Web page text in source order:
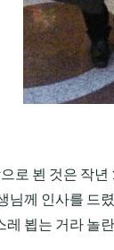
로 뵌 것은 작
님께 인사를 드
레 뵙는 거라 놀